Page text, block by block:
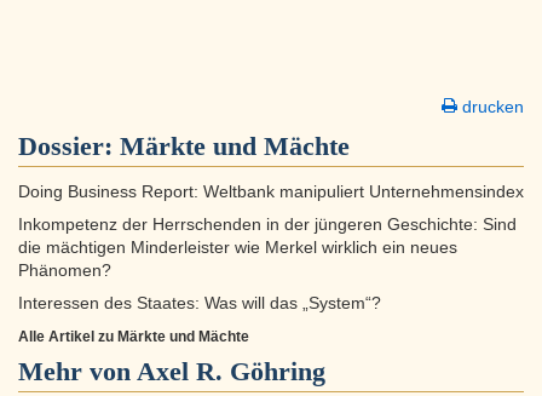
drucken
Dossier: Märkte und Mächte
Doing Business Report: Weltbank manipuliert Unternehmensindex
Inkompetenz der Herrschenden in der jüngeren Geschichte: Sind
die mächtigen Minderleister wie Merkel wirklich ein neues
Phänomen?
Interessen des Staates: Was will das „System“?
Alle Artikel zu Märkte und Mächte
Mehr von Axel R. Göhring